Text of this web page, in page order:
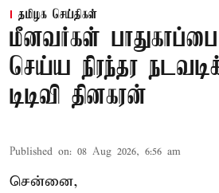
தமிழக செய்திகள்
மீனவர்கள் பாதுகாப்பை
செய்ய நிரந்தர
டிடிவி தினகரன்
Published on: 08 Aug 2026, 6:56 am
சென்னை,